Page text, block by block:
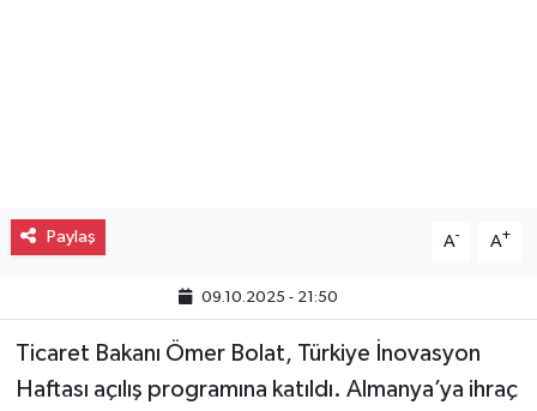
Paylaş A- A+
09.10.2025 - 21:50
Ticaret Bakanı Ömer Bolat, Türkiye İnovasyon
Haftası açılış programına katıldı. Almanya’ya ihraç